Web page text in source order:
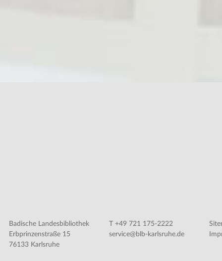
Badische Landesbibliothek
Erbprinzenstraße 15
76133 Karlsruhe
T +49 721 175-2222
service@blb-karlsruhe.de